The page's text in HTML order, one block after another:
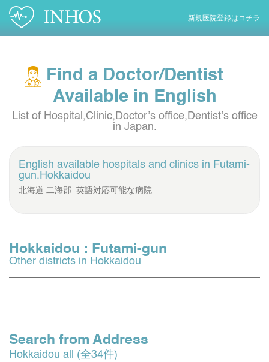
新規医院登録はコチラ
Find a Doctor/Dentist
Available in English
List of Hospital,Clinic,Doctor’s office,Dentist’s office
in Japan.
English available hospitals and clinics in Futami-
gun.Hokkaidou
北海道 二海郡 英語対応可能な病院
Hokkaidou : Futami-gun
Other districts in Hokkaidou
Search from Address
Hokkaidou all (全34件)